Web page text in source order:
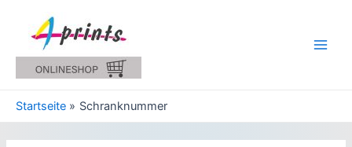
springen
Startseite Schranknummer